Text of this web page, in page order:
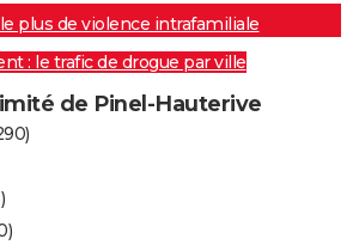
plus de violence intrafamiliale
: le trafic de drogue par ville
de Pinel-Hauterive